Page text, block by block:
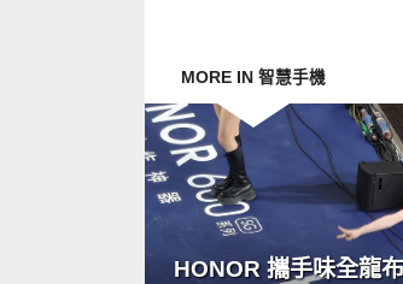
MORE IN 智慧手機
HONOR 攜手味全龍